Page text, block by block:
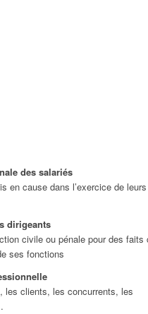
des salariés
en cause dans l’exercice de leurs
dirigeants
civile ou pénale pour des faits
ses fonctions
les clients, les concurrents, les